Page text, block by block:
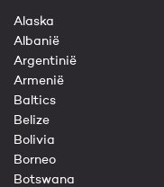
Alaska
Albanië
Argentinië
Armenië
Baltics
Belize
Bolivia
Borneo
Botswana